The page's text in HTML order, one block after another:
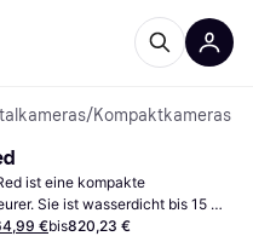
/Kompaktkameras
ist eine kompakte
Sie ist wasserdicht bis 15
aus bis zu 2,1 Metern Höhe.
€bis820,23 €